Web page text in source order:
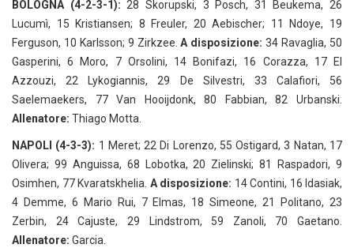
BOLOGNA (4-2-3-1): 28 Skorupski, 3 Posch, 31 Beukema, 26
Lucumì, 15 Kristiansen; 8 Freuler, 20 Aebischer; 11 Ndoye, 19
Ferguson, 10 Karlsson; 9 Zirkzee. A disposizione: 34 Ravaglia, 50
Gasperini, 6 Moro, 7 Orsolini, 14 Bonifazi, 16 Corazza, 17 El
Azzouzi, 22 Lykogiannis, 29 De Silvestri, 33 Calafiori, 56
Saelemaekers, 77 Van Hooijdonk, 80 Fabbian, 82 Urbanski.
Allenatore: Thiago Motta.
NAPOLI (4-3-3): 1 Meret; 22 Di Lorenzo, 55 Ostigard, 3 Natan, 17
Olivera; 99 Anguissa, 68 Lobotka, 20 Zielinski; 81 Raspadori, 9
Osimhen, 77 Kvaratskhelia. A disposizione: 14 Contini, 16 Idasiak,
4 Demme, 6 Mario Rui, 7 Elmas, 18 Simeone, 21 Politano, 23
Zerbin, 24 Cajuste, 29 Lindstrom, 59 Zanoli, 70 Gaetano.
Allenatore: Garcia.